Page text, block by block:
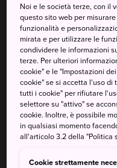
Visualizzare su Google
Ricevere informazioni del
PAROLE CHIAVE
Tempio
Shugendo
Noi e le società terze, con il
questo sito web per
funzionalità e
mirata e per utilizzare le
condividere le informazioni
terze. Per ulteriori
cookie" e le "Impostazioni
cookie" se si accetta l'uso di
tutti i cookie" per rifiutare
selettore su "attivo" se
cookie. Inoltre, è possibile
in qualsiasi momento
all'articolo 3.2 della "Politica
Cookie strettamente